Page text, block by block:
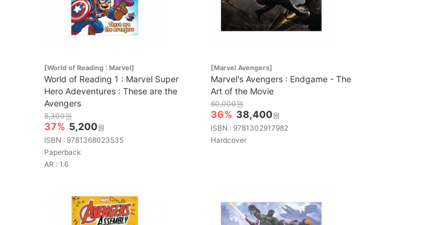
[World of Reading : Marvel]
World of Reading 1 : Marvel Super
Hero Adeventures : These are the
Avengers
8,300원
37% 5,200원
ISBN : 9781368023535
Paperback
AR : 1.6
[Marvel Avengers]
Marvel's Avengers : Endgame - The
Art of the Movie
60,000원
36% 38,400원
ISBN : 9781302917982
Hardcover